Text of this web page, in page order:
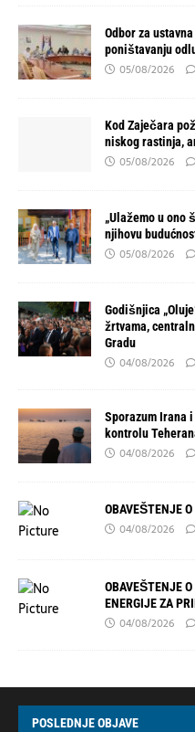
Odbor za
poništavanju
05/08/2026
Kod Zaječara
niskog rastinja,
05/08/2026
„Ulažemo u ono
njihovu
05/08/2026
Godišnjica
žrtvama,
Gradu
04/08/2026
Sporazum Irana
kontrolu
04/08/2026
OBAVEŠTENJE
04/08/2026
OBAVEŠTENJE
ENERGIJE ZA
04/08/2026
POSLEDNJE OBJAVE